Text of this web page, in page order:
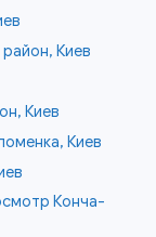
Киев
Киев
Киев
Конча-